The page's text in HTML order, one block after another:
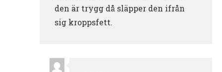
den är trygg då släpper den ifrån
sig kroppsfett.